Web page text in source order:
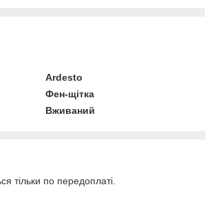
Ardesto
Фен-щітка
Вживаний
тільки по передоплаті.